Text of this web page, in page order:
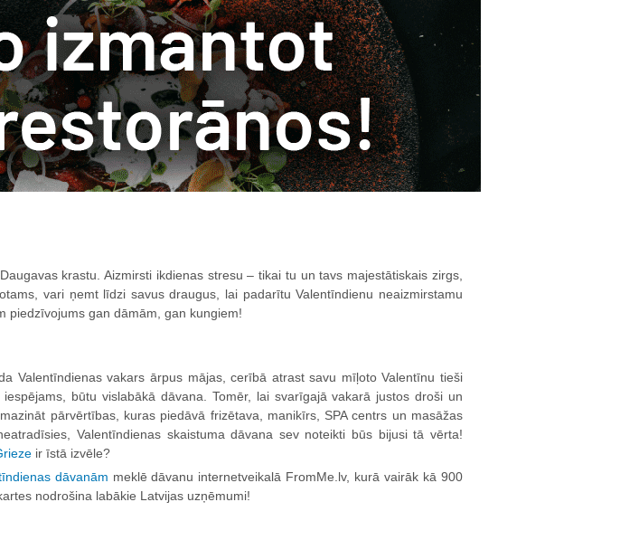
krastu. Aizmirsti ikdienas stresu – tikai tu un tavs majestātiskais zirgs,
vari ņemt līdzi savus draugus, lai padarītu Valentīndienu neaizmirstamu
piedzīvojums gan dāmām, gan kungiem!
Valentīndienas vakars ārpus mājas, cerībā atrast savu mīļoto Valentīnu tieši
būtu vislabākā dāvana. Tomēr, lai svarīgajā vakarā justos droši un
pārvērtības, kuras piedāvā frizētava, manikīrs, SPA centrs un masāžas
Valentīndienas skaistuma dāvana sev noteikti būs bijusi tā vērta!
ir īstā izvēle?
dāvanām meklē dāvanu internetveikalā FromMe.lv, kurā vairāk kā 900
nodrošina labākie Latvijas uzņēmumi!